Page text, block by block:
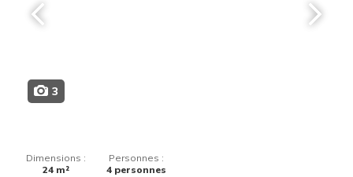
3
Dimensions :
24 m²
Personnes :
4 personnes